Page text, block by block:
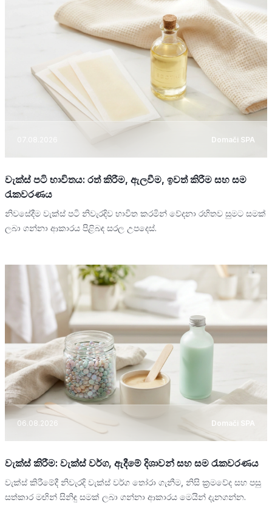
Domači SPA
වැක්ස් පටි භාවිතය: රත් කිරීම, ඇලවීම, ඉවත් කිරීම සහ සම
රැකවරණය
නිවසේදීම වැක්ස් පටි නිවැරදිව භාවිත කරමින් වේදනා රහිතව සුමට සමක්
ලබා ගන්නා ආකාරය පිළිබඳ සරල උපදෙස්.
06.08.2026 Domači SPA
වැක්ස් කිරීම: වැක්ස් වර්ග, ඇදීමේ දිශාවන් සහ සම රැකවරණය
වැක්ස් කිරීමේදී නිවැරදි වැක්ස් වර්ග තෝරා ගැනීම, නිසි ක්‍රමවේද සහ පසු
සත්කාර මඟින් සිනිඳු සමක් ලබා ගන්නා ආකාරය මෙයින් දැනගන්න.